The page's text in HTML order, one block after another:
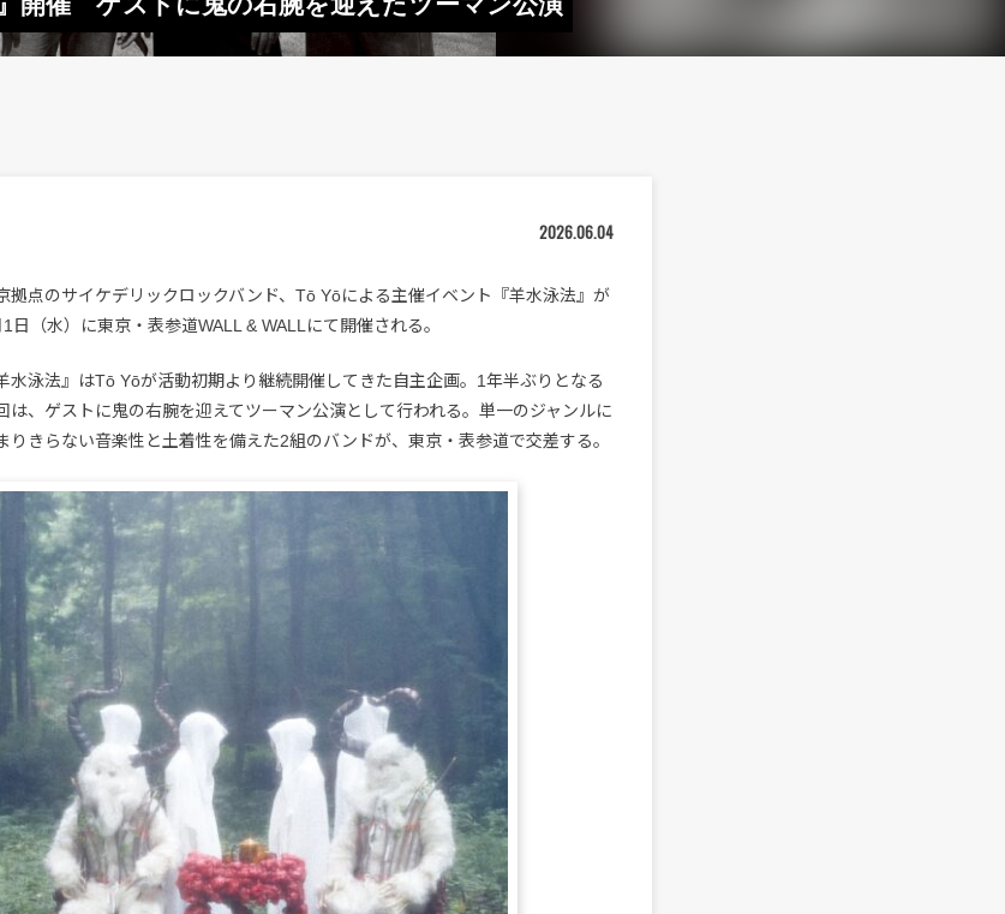
2026.06.04
拠点のサイケデリックロックバンド、Tō Yōによる主催イベント『羊水泳法』が
日（水）に東京・表参道WALL & WALLにて開催される。
羊水泳法』はTō Yōが活動初期より継続開催してきた自主企画。1年半ぶりとなる
は、ゲストに鬼の右腕を迎えてツーマン公演として行われる。単一のジャンルに
りきらない音楽性と土着性を備えた2組のバンドが、東京・表参道で交差する。